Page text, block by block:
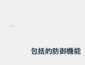
包括的防御機能